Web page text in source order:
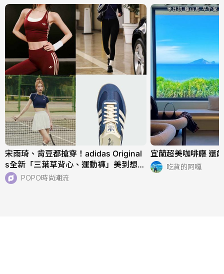
宋雨琦、肯豆都搶穿！adidas Original
s全新「三葉草背心、運動褲」美到想天
天穿！直接當日常穿也超適合！
POPO時尚潮流
宜蘭超美咖啡廳 還
吃貨的阿嘎